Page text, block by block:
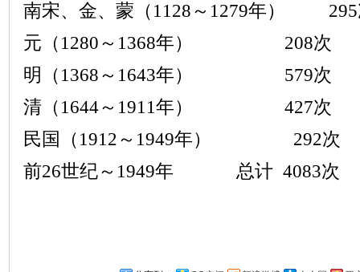
南宋、金、蒙（ 1128 ～ 1279年） 295
元（ 1280 ～ 1368年） 208次
明（ 1368 ～ 1643年） 579次
清（ 1644～ 1911年） 427次
民国（ 1912 ～ 1949年） 292次
前26世纪～ 1949年 总计 4083次